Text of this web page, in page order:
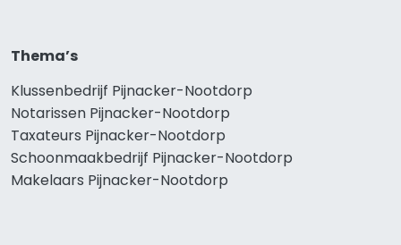
Thema’s
Klussenbedrijf Pijnacker-Nootdorp
Notarissen Pijnacker-Nootdorp
Taxateurs Pijnacker-Nootdorp
Schoonmaakbedrijf Pijnacker-Nootdorp
Makelaars Pijnacker-Nootdorp